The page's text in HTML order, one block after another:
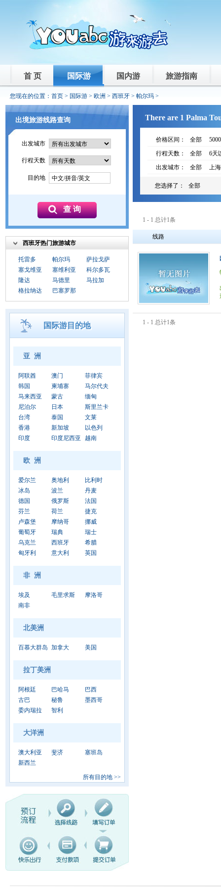
首 页 国际游 国内游 旅游指南
您现在的位置： 首页 > 国际游 > 欧洲 > 西班牙 > 帕尔玛 >
出境旅游线路查询
出发城市
行程天数
目的地 中文/拼音/英文
西班牙热门旅游城市
托雷多 帕尔玛
萨拉戈萨
塞戈维亚
塞维利亚
科尔多瓦
隆达
马德里
马拉加
格拉纳达
巴塞罗那
国际游目的地
亚 洲
阿联酋 澳门
菲律宾
韩国
柬埔寨
马尔代夫
马来西亚
蒙古
缅甸
尼泊尔
日本
斯里兰卡
台湾
泰国
文莱
香港
新加坡
以色列
印度
印度尼西亚 越南
欧 洲
爱尔兰 奥地利
比利时
冰岛
波兰
丹麦
德国
俄罗斯
法国
芬兰
荷兰
捷克
卢森堡
摩纳哥
挪威
葡萄牙
瑞典
瑞士
乌克兰
西班牙
希腊
匈牙利
意大利 英国
非 洲
埃及 毛里求斯
摩洛哥
南非
北美洲
百慕大群岛 加拿大 美国
拉丁美洲
阿根廷 巴哈马
巴西
古巴
秘鲁
墨西哥
委内瑞拉
智利
大洋洲
澳大利亚 斐济
塞班岛
新西兰
所有目的地 >>
There are 1 Palma
价格区间： 全部
行程天数：
全部
6天
出发城市：
全部 上海
您选择了： 全部
1 - 1 总计1条
线路
1 - 1 总计1条